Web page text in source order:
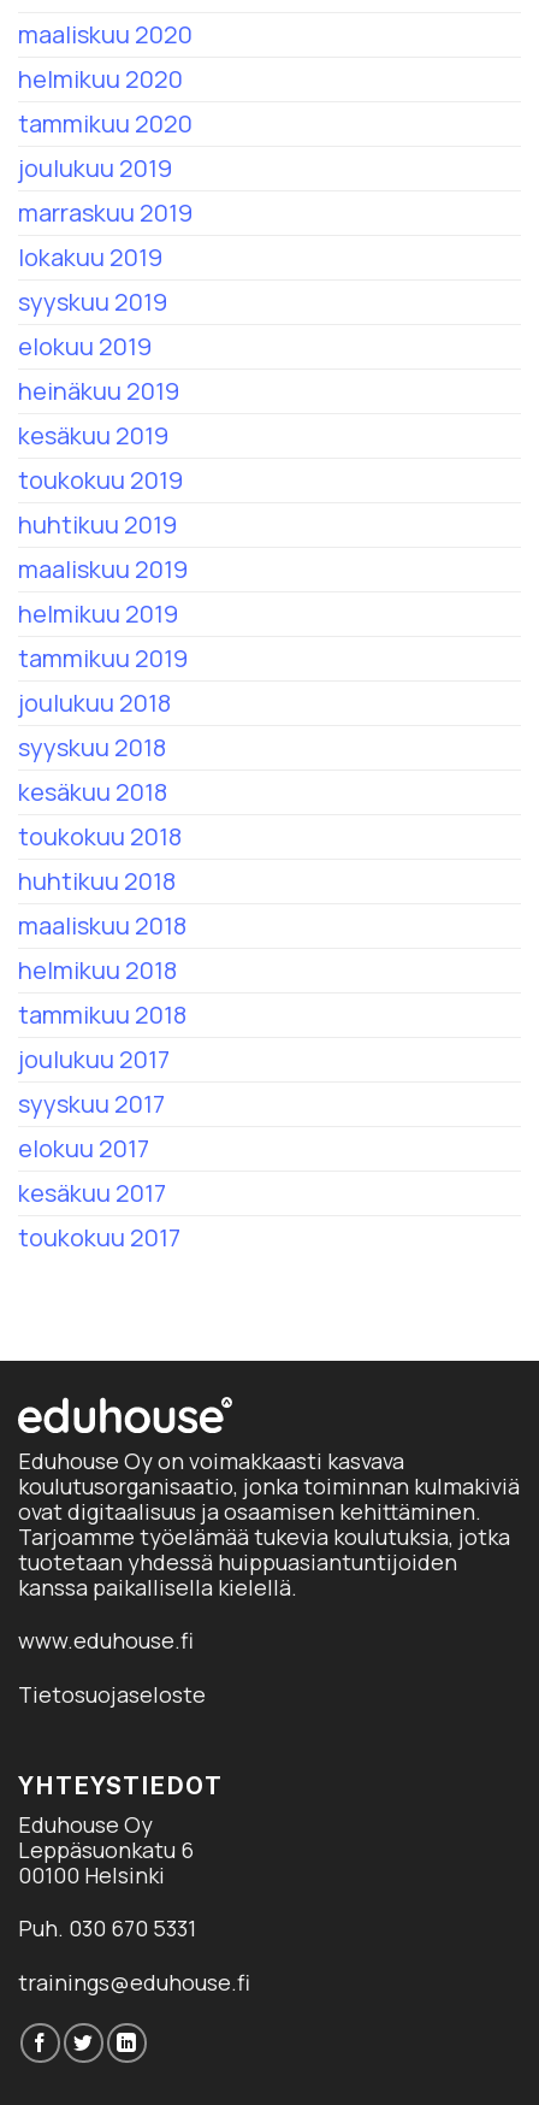
maaliskuu 2020
helmikuu 2020
tammikuu 2020
joulukuu 2019
marraskuu 2019
lokakuu 2019
syyskuu 2019
elokuu 2019
heinäkuu 2019
kesäkuu 2019
toukokuu 2019
huhtikuu 2019
maaliskuu 2019
helmikuu 2019
tammikuu 2019
joulukuu 2018
syyskuu 2018
kesäkuu 2018
toukokuu 2018
huhtikuu 2018
maaliskuu 2018
helmikuu 2018
tammikuu 2018
joulukuu 2017
syyskuu 2017
elokuu 2017
kesäkuu 2017
toukokuu 2017
Eduhouse Oy on voimakkaasti kasvava
koulutusorganisaatio, jonka toiminnan kulmakiviä
ovat digitaalisuus ja osaamisen kehittäminen.
Tarjoamme työelämää tukevia koulutuksia, jotka
tuotetaan yhdessä huippuasiantuntijoiden
kanssa paikallisella kielellä.
www.eduhouse.fi
Tietosuojaseloste
YHTEYSTIEDOT
Eduhouse Oy
Leppäsuonkatu 6
00100 Helsinki
Puh. 030 670 5331
trainings@eduhouse.fi